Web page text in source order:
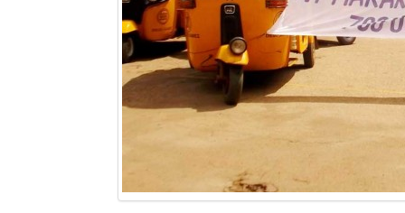
Le Nord de Madagascar